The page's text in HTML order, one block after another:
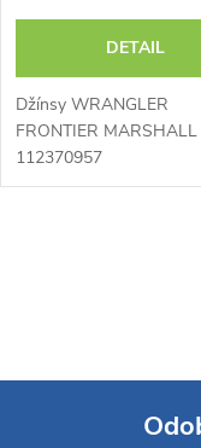
DETAIL
Džínsy WRANGLER
FRONTIER MARSHALL
112370957